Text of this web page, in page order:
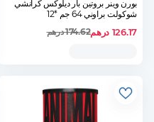
بورن وينر بروتين بار ديلوكس كرانشي
شوكولت براوني 64 جم *12
126.17 درهم174.62درهم